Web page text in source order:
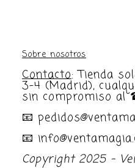
Sobre nosotros
Contacto: Tienda
3-4 (Madrid),
sin compromiso
📧
📧
Copyright 2025 -